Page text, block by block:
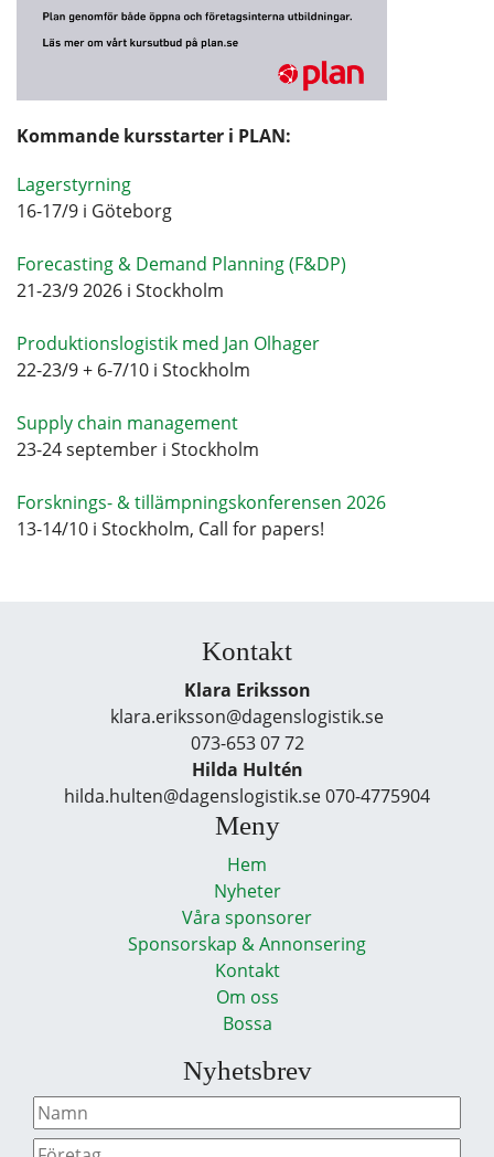
Kommande kursstarter i PLAN:
Lagerstyrning
16-17/9 i Göteborg
Forecasting & Demand Planning (F&DP)
21-23/9 2026 i Stockholm
Produktionslogistik med Jan Olhager
22-23/9 + 6-7/10 i Stockholm
Supply chain management
23-24 september i Stockholm
Forsknings- & tillämpningskonferensen 2026
13-14/10 i Stockholm, Call for papers!
Kontakt
Klara Eriksson
klara.eriksson@dagenslogistik.se
073-653 07 72
Hilda Hultén
hilda.hulten@dagenslogistik.se 070-4775904
Meny
Hem
Nyheter
Våra sponsorer
Sponsorskap & Annonsering
Kontakt
Om oss
Bossa
Nyhetsbrev